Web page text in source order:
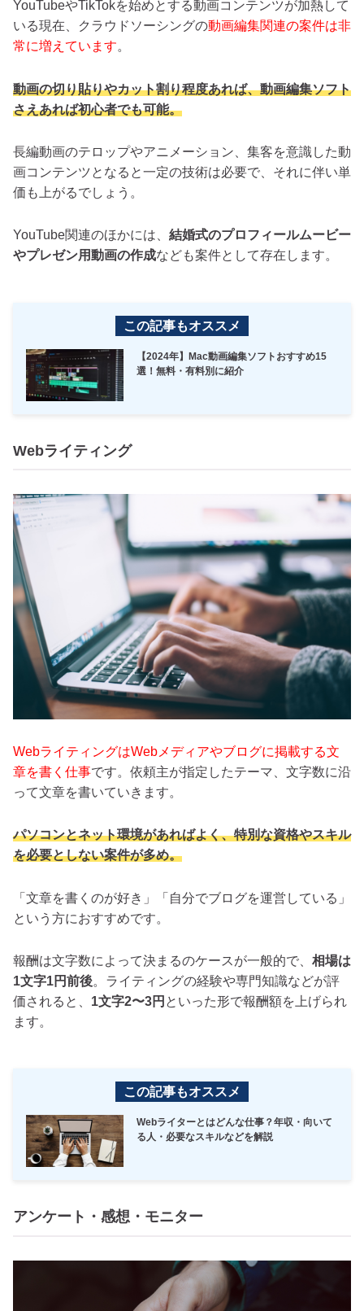
YouTubeやTikTokを始めとする動画コンテンツが加熱して
いる現在、クラウドソーシングの動画編集関連の案件は非
常に増えています。
動画の切り貼りやカット割り程度あれば、動画編集ソフト
さえあれば初心者でも可能。
長編動画のテロップやアニメーション、集客を意識した動
画コンテンツとなると一定の技術は必要で、それに伴い単
価も上がるでしょう。
YouTube関連のほかには、 結婚式のプロフィールムービー
やプレゼン用動画の作成なども案件として存在します。
この記事もオススメ
【2024年】Mac動画編集ソフトおすすめ15
選！無料・有料別に紹介
Webライティング
WebライティングはWebメディアやブログに掲載する文
章を書く仕事です。依頼主が指定したテーマ、文字数に沿
って文章を書いていきます。
パソコンとネット環境があればよく、特別な資格やスキル
を必要としない案件が多め。
「文章を書くのが好き」「自分でブログを運営している」
という方におすすめです。
報酬は文字数によって決まるのケースが一般的で、 相場は
1文字1円前後。ライティングの経験や専門知識などが評
価されると、 1文字2〜3円 といった形で報酬額を上げられ
ます。
この記事もオススメ
Webライターとはどんな仕事？年収・向いて
る人・必要なスキルなどを解説
アンケート・感想・モニター